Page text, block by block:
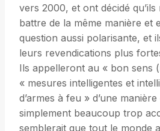
vers 2000, et ont décidé
battre de la même manière et
question aussi polarisante, et
leurs revendications plus
Ils appelleront au « bon sens
« mesures intelligentes et
d’armes à feu » d’une
simplement beaucoup trop
semblerait que tout le monde